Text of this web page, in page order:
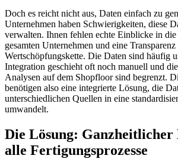
Doch es reicht nicht aus, Daten einfach zu
Unternehmen haben Schwierigkeiten, diese
verwalten. Ihnen fehlen echte Einblicke in
gesamten Unternehmen und eine
Wertschöpfungskette. Die Daten sind häufig
Integration geschieht oft noch manuell und
Analysen auf dem Shopfloor sind begrenzt.
benötigen also eine integrierte Lösung, die
unterschiedlichen Quellen in eine
umwandelt.
Die Lösung:
alle Fertigungsprozesse